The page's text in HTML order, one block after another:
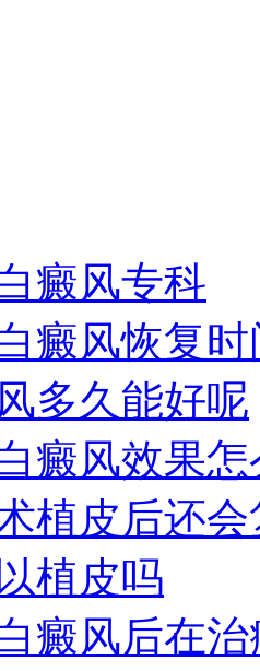
癜风专科
癜风恢复
多久能好呢
癜风效果怎
植皮后还
植皮吗
癜风后在